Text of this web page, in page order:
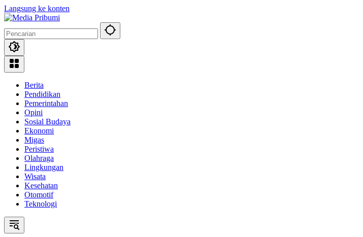
Langsung ke konten
Berita
Pendidikan
Pemerintahan
Opini
Sosial Budaya
Ekonomi
Migas
Peristiwa
Olahraga
Lingkungan
Wisata
Kesehatan
Otomotif
Teknologi